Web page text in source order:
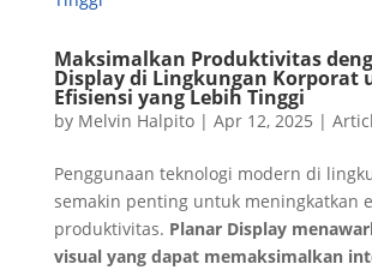
Maksimalkan Produktivitas
Display di Lingkungan Korporat
Efisiensi yang Lebih Tinggi
by Melvin Halpito| Apr 12, 2025 |
Penggunaan teknologi modern di
semakin penting untuk meningkatkan
produktivitas. Planar Display
visual yang dapat memaksimalkan